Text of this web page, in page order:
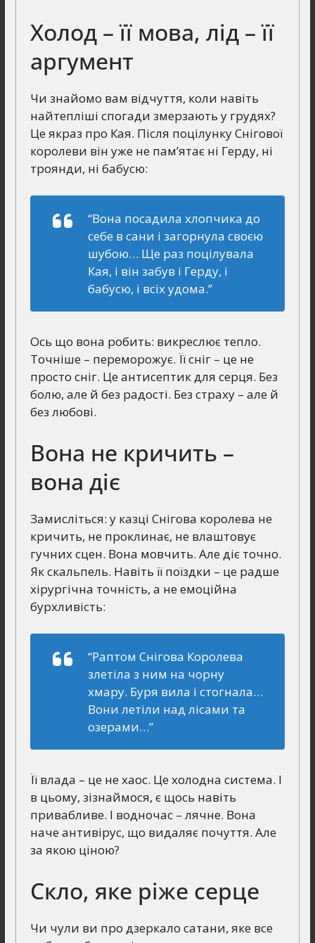
Холод – її мова, лід – її
аргумент
Чи знайомо вам відчуття, коли навіть
найтепліші спогади змерзають у грудях?
Це якраз про Кая. Після поцілунку Снігової
королеви він уже не пам’ятає ні Герду, ні
троянди, ні бабусю:
“Вона посадила хлопчика до
себе в сани і загорнула своєю
шубою… Ще раз поцілувала
Кая, і він забув і Герду, і
бабусю, і всіх удома.”
Ось що вона робить: викреслює тепло.
Точніше – переморожує. Її сніг – це не
просто сніг. Це антисептик для серця. Без
болю, але й без радості. Без страху – але й
без любові.
Вона не кричить –
вона діє
Замисліться: у казці Снігова королева не
кричить, не проклинає, не влаштовує
гучних сцен. Вона мовчить. Але діє точно.
Як скальпель. Навіть її поїздки – це радше
хірургічна точність, а не емоційна
бурхливість:
“Раптом Снігова Королева
злетіла з ним на чорну
хмару. Буря вила і стогнала…
Вони летіли над лісами та
озерами…”
Її влада – це не хаос. Це холодна система. І
в цьому, зізнаймося, є щось навіть
привабливе. І водночас – лячне. Вона
наче антивірус, що видаляє почуття. Але
за якою ціною?
Скло, яке ріже серце
Чи чули ви про дзеркало сатани, яке все